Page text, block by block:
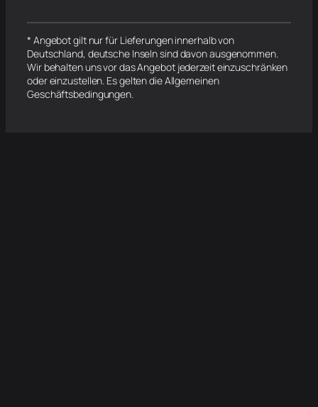
* Angebot gilt nur für Lieferungen innerhalb von
Deutschland, deutsche Inseln sind davon ausgenommen.
Wir behalten uns vor das Angebot jederzeit einzuschränken
oder einzustellen. Es gelten die Allgemeinen
Geschäftsbedingungen.